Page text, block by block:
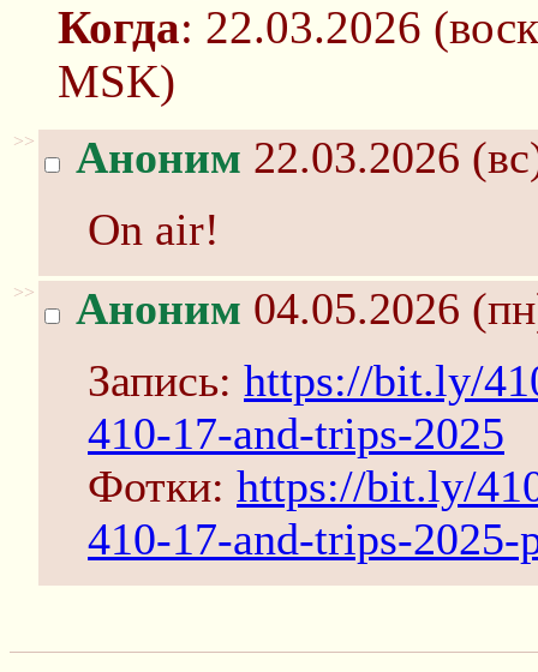
Когда: 22.03.2026
MSK)
>> Аноним 22.03.2026
On air!
>> Аноним 04.05.2026
Запись: https://bit.ly/
410-17-and-trips-2025
Фотки: https://bit.ly/
410-17-and-trips-2025-